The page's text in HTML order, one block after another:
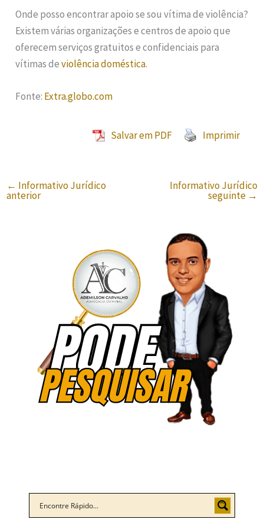
Onde posso encontrar apoio se sou vítima de violência?
Existem várias organizações e centros de apoio que
oferecem serviços gratuitos e confidenciais para
vítimas deviolência doméstica.
Fonte: Extra.globo.com
Salvar em PDF Imprimir
← Informativo Jurídico
anterior
Informativo Jurídico
seguinte →